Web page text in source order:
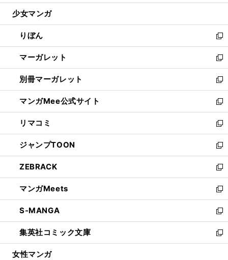
開
ウ
開
く
ン
ウ
で
開
く
ウ
ン
ド
ウ
で
開
く
し
ウ
ィ
ン
ド
ウ
で
開
く
少女マンガ
りぼん
新
し
い
ウ
ィ
ン
ド
ウ
で
開
く
マーガレット
新
し
い
ウ
ィ
ン
ド
ウ
で
開
く
別冊マーガレット
新
し
い
ウ
ィ
ン
ド
ウ
で
開
く
マンガMee公式サイト
新
し
い
ウ
ィ
ン
ド
ウ
で
開
く
リマコミ
新
し
い
ウ
ィ
ン
ド
ウ
で
開
く
ジャンプTOON
新
し
い
ウ
ィ
ン
ド
ウ
で
開
ZEBRACK
新
し
い
ウ
ィ
ン
ド
ウ
マンガMeets
新
し
い
ウ
ィ
ン
S-MANGA
新
し
い
ウ
集英社コミック文庫
新
し
女性マンガ